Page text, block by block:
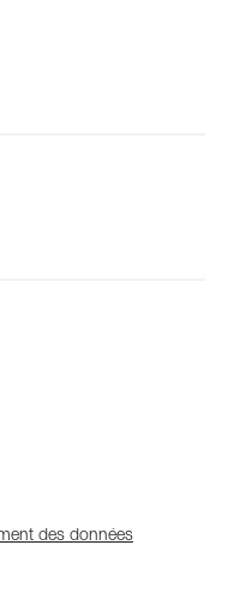
des données